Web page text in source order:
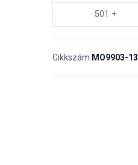
501 +
Cikkszám: MO9903-13